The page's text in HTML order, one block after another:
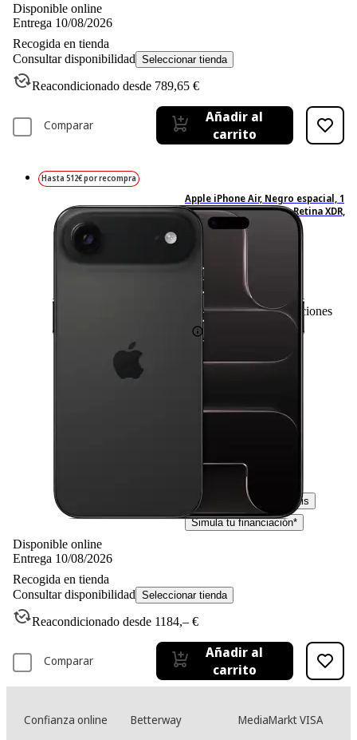
Disponible online
Entrega 10/08/2026
Recogida en tienda
Consultar disponibilidad Seleccionar tienda
Reacondicionado desde 789,65 €
Comparar
Añadir al
carrito
Hasta 512€ por recompra
Apple iPhone Air, Negro espacial, 1
TB, 5G, 6.5 " OLED Super Retina XDR,
Chip A19 Pro, iOS
Basado en 81 valoraciones
1719,– €1719,00€
1459,00€
IVA incl. Con envío gratis
Simula tu financiación*
Disponible online
Entrega 10/08/2026
Recogida en tienda
Consultar disponibilidad Seleccionar tienda
Reacondicionado desde 1184,– €
Comparar
Añadir al
carrito
Confianza online Betterway
MediaMarkt VISA